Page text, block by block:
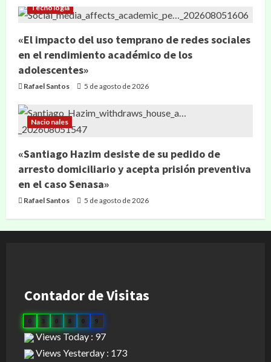
Tecnología
«El impacto del uso temprano de redes sociales
en el rendimiento académico de los
adolescentes»
Rafael Santos 5 de agosto de 2026
Nacionales
«Santiago Hazim desiste de su pedido de
arresto domiciliario y acepta prisión preventiva
en el caso Senasa»
Rafael Santos 5 de agosto de 2026
Contador de Visitas
3 0 8 0 9
Views Today : 97
Views Yesterday : 173